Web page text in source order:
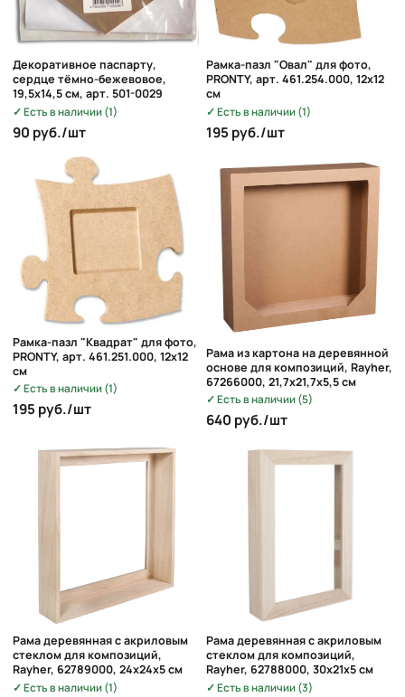
Декоративное паспарту,
сердце тёмно-бежевовое,
19,5х14,5 см, арт. 501-0029
Есть в наличии (1)
90 руб./шт
Рамка-пазл "Овал" для фото,
PRONTY, арт. 461.254.000, 12х12
см
Есть в наличии (1)
195 руб./шт
Рамка-пазл "Квадрат" для фото,
PRONTY, арт. 461.251.000, 12х12
см
Есть в наличии (1)
195 руб./шт
Рама из картона на деревянной
основе для композиций, Rayher,
67266000, 21,7х21,7х5,5 см
Есть в наличии (5)
640 руб./шт
Рама деревянная с акриловым
стеклом для композиций,
Rayher, 62789000, 24х24х5 см
Есть в наличии (1)
Рама деревянная с акриловым
стеклом для композиций,
Rayher, 62788000, 30х21х5 см
Есть в наличии (3)